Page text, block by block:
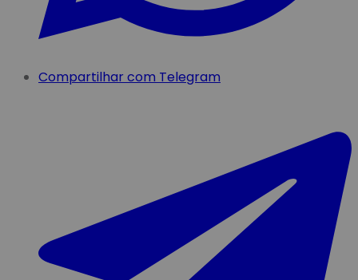
Compartilhar com Telegram